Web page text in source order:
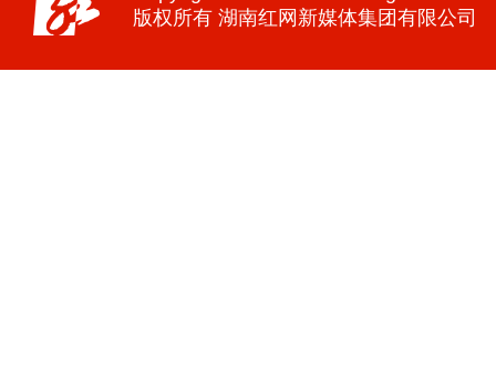
版权所有 湖南红网新媒体集团有限公司